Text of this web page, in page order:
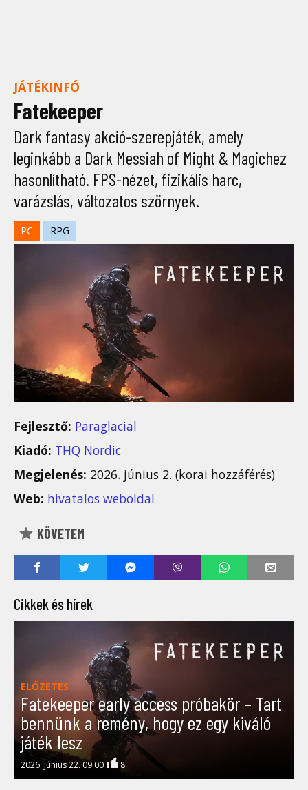
JÁTÉKINFÓ
Fatekeeper
Dark fantasy akció-szerepjáték, amely
leginkább a Dark Messiah of Might & Magichez
hasonlítható. FPS-nézet, fizikális harc,
varázslás, változatos szörnyek.
PC RPG
Fejlesztő: Paraglacial
Kiadó: THQ Nordic
Megjelenés: 2026. június 2. (korai hozzáférés)
Web: hivatalos weboldal
KÖVETEM
Cikkek és hírek
ELŐZETES
Fatekeeper early access próbakör – Tart
bennünk a remény, hogy ez egy kiváló
játék lesz
2026. június 22. 09:00 8